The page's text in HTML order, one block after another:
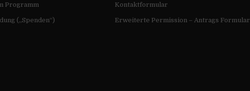
Programm
(„Spenden“)
Kontaktformular
Erweiterte Permission – Antrags Formular